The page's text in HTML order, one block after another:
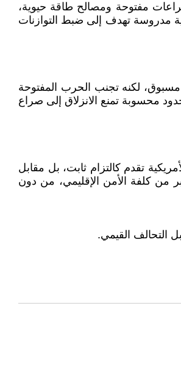
مفتوحة ومصالح طاقة حيوية،
مدروسة تهدف إلى ضبط التوازنات
لكنه تجنب الحرب المفتوحة
محسوبة تمنع الانزلاق إلى صراع
تقدم كالتزام ثابت، بل مقابل
من كلفة الأمن الإقليمي، من دون
التحالف القيمي.